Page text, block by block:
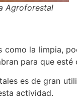
Agroforestal
la limpia,
para que
es de gran
actividad.